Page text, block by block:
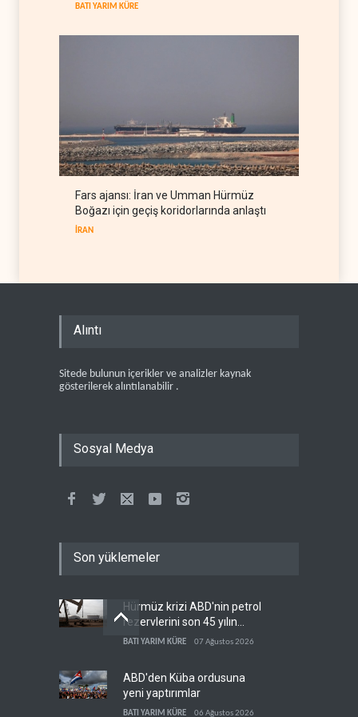
BATI YARIM KÜRE
Fars ajansı: İran ve Umman Hürmüz
Boğazı için geçiş koridorlarında anlaştı
İRAN
Alıntı
Sitede bulunun içerikler ve analizler kaynak
gösterilerek alıntılanabilir .
Sosyal Medya
Son yüklemeler
Hürmüz krizi ABD'nin petrol
rezervlerini son 45 yılın
dibine indirdi
BATI YARIM KÜRE 07 Ağustos 2026
ABD'den Küba ordusuna
yeni yaptırımlar
BATI YARIM KÜRE 06 Ağustos 2026